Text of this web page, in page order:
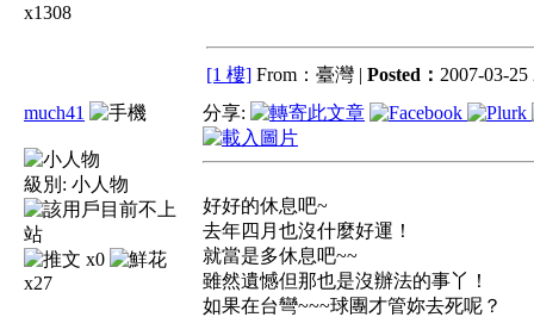
x1308
[1 樓] From：臺灣 | Posted： 2007-03-25
much41
級別: 小人物
x0
x27
分享:
好好的休息吧~
去年四月也沒什麼好運！
就當是多休息吧~~
雖然遺憾但那也是沒辦法的事丫！
如果在台彎~~~球團才管妳去死呢？